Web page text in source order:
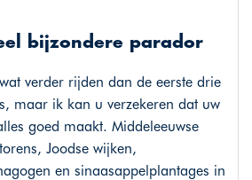
bijzondere parador
verder rijden dan de eerste drie
maar ik kan u verzekeren dat uw
goed maakt. Middeleeuwse
Joodse wijken,
en sinaasappelplantages in